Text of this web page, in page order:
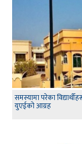
समस्यामा परेका
युएईको आग्रह